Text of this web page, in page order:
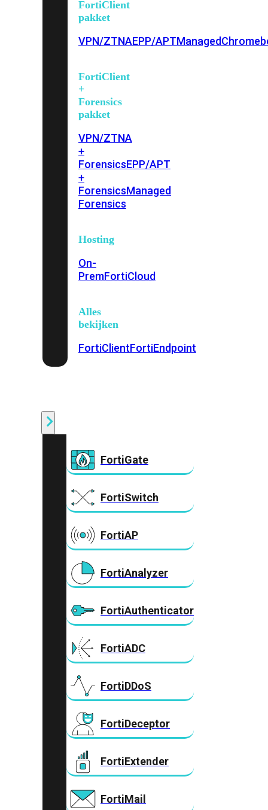
FortiClient
pakket
VPN/ZTNAEPP/APTManaged
FortiClient
+
Forensics
pakket
VPN/ZTNA
+
ForensicsEPP/APT
+
ForensicsManaged
Forensics
Hosting
On-
PremFortiCloud
Alles
bekijken
FortiClientFortiEndpoint
FortiGate
FortiSwitch
FortiAP
FortiAnalyzer
FortiAuthenticator
FortiADC
FortiDDoS
FortiDeceptor
FortiExtender
FortiMail